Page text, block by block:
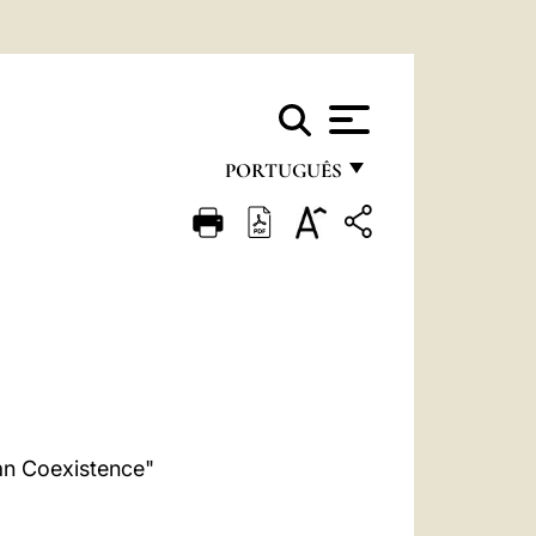
PORTUGUÊS
FRANÇAIS
Coexistence"